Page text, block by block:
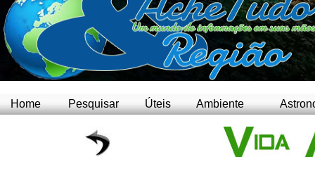
Home Pesquisar Úteis Ambiente